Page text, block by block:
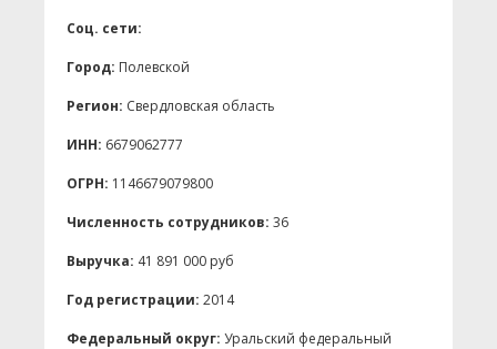
Соц. сети:
Город: Полевской
Регион: Свердловская область
ИНН: 6679062777
ОГРН: 1146679079800
Численность сотрудников: 36
Выручка: 41 891 000 руб
Год регистрации: 2014
Федеральный округ: Уральский федеральный